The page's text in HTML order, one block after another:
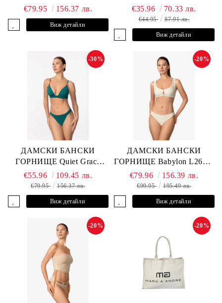
ANDRE
€79.95 156.37 лв.
Виж детайли
L2613-Z-MTB MARC &
ANDRE
€35.96 70.33 лв.
€44.95 87.91 лв.
Виж детайли
ДАМСКИ БАНСКИ
ГОРНИЩЕ Quiet Grace
L2607-Y-352 MARC &
ANDRE
-30%
€55.96 109.45 лв.
€79.95 156.37 лв.
Виж детайли
ДАМСКИ БАНСКИ
ГОРНИЩЕ Babylon L2613-
YP-682 MARC & ANDRE
-20%
€79.96 156.39 лв.
€99.95 195.49 лв.
Виж детайли
-20% -20%